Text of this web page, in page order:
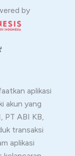
by
aplikasi
akun yang
PT ABI KB,
transaksi
aplikasi